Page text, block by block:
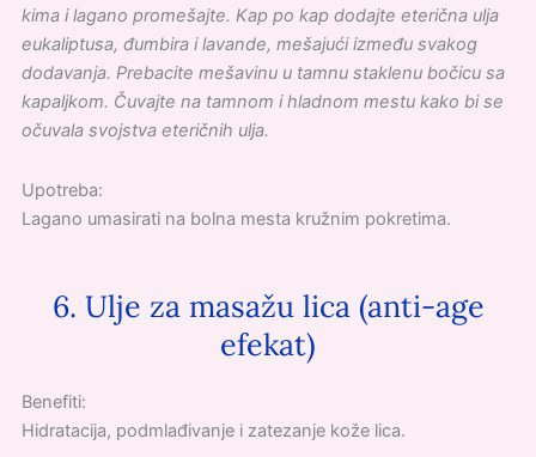
kima i lagano promešajte. Kap po kap dodajte eterična ulja
eukaliptusa, đumbira i lavande, mešajući između svakog
dodavanja. Prebacite mešavinu u tamnu staklenu bočicu sa
kapaljkom. Čuvajte na tamnom i hladnom mestu kako bi se
očuvala svojstva eteričnih ulja.
Upotreba:
Lagano umasirati na bolna mesta kružnim pokretima.
6. Ulje za masažu lica (anti-age
efekat)
Benefiti:
Hidratacija, podmlađivanje i zatezanje kože lica.